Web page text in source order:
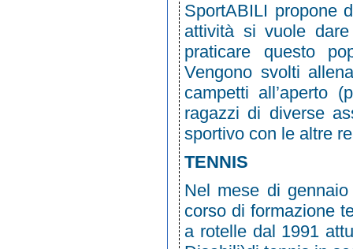
SportABILI propone
attività si vuole
praticare questo
Vengono svolti
campetti all’aperto
ragazzi di diverse
sportivo con le altre
TENNIS
Nel mese di
corso di formazione
a rotelle dal 1991